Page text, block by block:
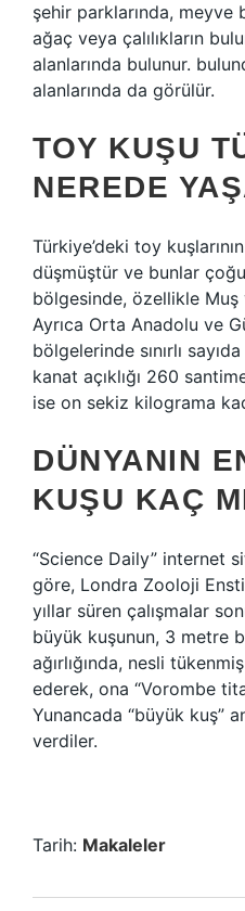
şehir parklarında,
ağaç veya çalılıkların
alanlarında bulunur.
alanlarında da görülür.
TOY KUŞU
NEREDE
Türkiye’deki toy
düşmüştür ve bunlar
bölgesinde, özellikle
Ayrıca Orta Anadolu ve
bölgelerinde sınırlı
kanat açıklığı 260
ise on sekiz kilograma
DÜNYANIN
KUŞU KAÇ
“Science Daily” internet
göre, Londra Zooloji
yıllar süren çalışmalar
büyük kuşunun, 3 metre
ağırlığında, nesli
ederek, ona “Vorombe
Yunancada “büyük kuş”
verdiler.
Tarih: Makaleler